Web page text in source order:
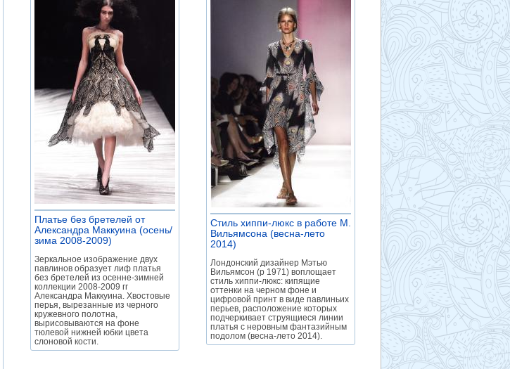
Платье без бретелей от
Александра Маккуина (осень/
зима 2008-2009)
Зеркальное изображение двух
павлинов образует лиф платья
без бретелей из осенне-зимней
коллекции 2008-2009 гг
Александра Маккуина. Хвостовые
перья, вырезанные из черного
кружевного полотна,
вырисовываются на фоне
тюлевой нижней юбки цвета
слоновой кости.
Стиль хиппи-люкс в работе М.
Вильямсона (весна-лето
2014)
Лондонский дизайнер Мэтью
Вильямсон (р 1971) воплощает
стиль хиппи-люкс: кипящие
оттенки на черном фоне и
цифровой принт в виде павлиньих
перьев, расположение которых
подчеркивает струящиеся линии
платья с неровным фантазийным
подолом (весна-лето 2014).